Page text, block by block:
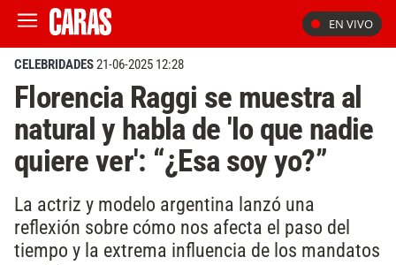
EN VIVO
CELEBRIDADES21-06-2025 12:28
Florencia Raggi se muestra al
natural y habla de 'lo que nadie
quiere ver': “¿Esa soy yo?”
La actriz y modelo argentina lanzó una
reflexión sobre cómo nos afecta el paso del
tiempo y la extrema influencia de los mandatos